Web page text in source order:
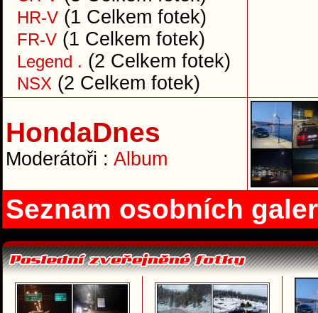
HR-V (1 Celkem fotek)
FR-V (1 Celkem fotek)
Legend . (2 Celkem fotek)
NSX (2 Celkem fotek)
HondaDnes
Moderátoři : Album
Seznam osobních